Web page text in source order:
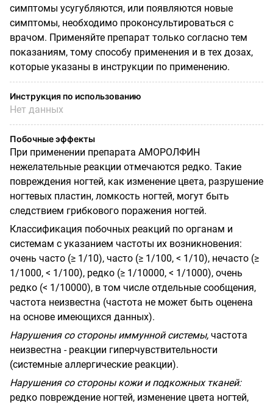
симптомы усугубляются, или появляются новые
симптомы, необходимо проконсультироваться с
врачом. Применяйте препарат только согласно тем
показаниям, тому способу применения и в тех дозах,
которые указаны в инструкции по применению.
Инструкция по использованию
Нет данных
Побочные эффекты
При применении препарата АМОРОЛФИН
нежелательные реакции отмечаются редко. Такие
повреждения ногтей, как изменение цвета, разрушение
ногтевых пластин, ломкость ногтей, могут быть
следствием грибкового поражения ногтей.
Классификация побочных реакций по органам и
системам с указанием частоты их возникновения:
очень часто (≥ 1/10), часто (≥ 1/100, < 1/10), нечасто (≥
1/1000, < 1/100), редко (≥ 1/10000, < 1/1000), очень
редко (< 1/10000), в том числе отдельные сообщения,
частота неизвестна (частота не может быть оценена
на основе имеющихся данных).
Нарушения со стороны иммунной системы, частота
неизвестна - реакции гиперчувствительности
(системные аллергические реакции).
Нарушения со стороны кожи и подкожных тканей:
редко повреждение ногтей, изменение цвета ногтей,